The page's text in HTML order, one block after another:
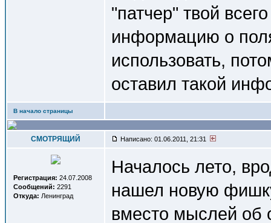
"патчер" твой
информацию о
использовать,
оставил такой
В начало страницы
СМОТРЯЩИЙ Написано: 01.06.2011, 21:31
Регистрация: 24.07.2008
Сообщений: 2291
Откуда: Ленинград
Началось лето,
нашел новую
вместо мыслей об